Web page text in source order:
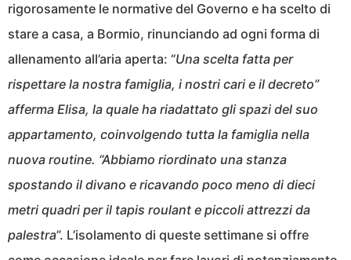
rigorosamente le normative del Governo e ha scelto di
stare a casa, a Bormio, rinunciando ad ogni forma di
allenamento all’aria aperta: “Una scelta fatta per
rispettare la nostra famiglia, i nostri cari e il decreto”
afferma Elisa, la quale ha riadattato gli spazi del suo
appartamento, coinvolgendo tutta la famiglia nella
nuova routine. “Abbiamo riordinato una stanza
spostando il divano e ricavando poco meno di dieci
metri quadri per il tapis roulant e piccoli attrezzi da
palestra”. L’isolamento di queste settimane si offre